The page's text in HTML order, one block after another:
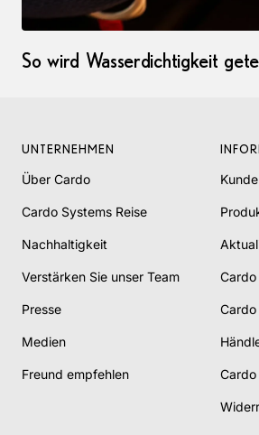
So wird Wasserdichtigkeit
UNTERNEHMEN
Über Cardo
Cardo Systems Reise
Nachhaltigkeit
Verstärken Sie unser Team
Presse
Medien
Freund empfehlen
Cardo
Cardo